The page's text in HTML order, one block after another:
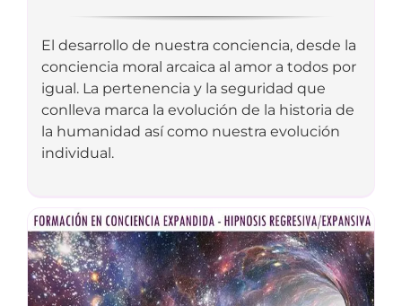
El desarrollo de nuestra conciencia, desde la
conciencia moral arcaica al amor a todos por
igual. La pertenencia y la seguridad que
conlleva marca la evolución de la historia de
la humanidad así como nuestra evolución
individual.